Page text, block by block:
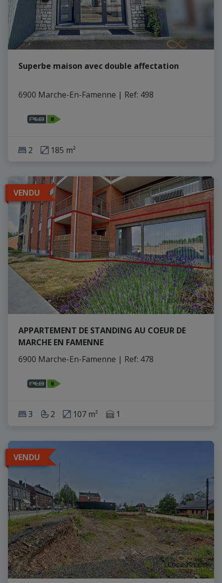
Superbe maison avec double affectation
6900 Marche-En-Famenne | Ref: 498
2 185 m²
VENDU
APPARTEMENT DE STANDING AU COEUR DE
MARCHE EN FAMENNE
6900 Marche-En-Famenne | Ref: 478
3 2 107 m² 1
VENDU